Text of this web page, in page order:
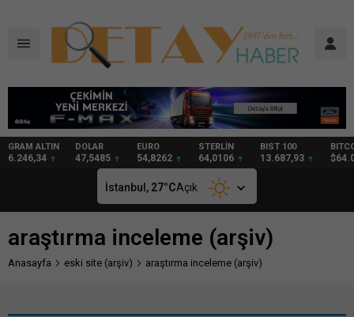
DOLAR
47,5485
EURO
54,8262
STERLİN
64,0106
BIST 100
13.687,93
BITCOIN
$64.052 91,37
İstanbul, 27°CAçık
araştırma inceleme (arşiv)
Anasayfa eski site (arşiv) araştırma inceleme (arşiv)